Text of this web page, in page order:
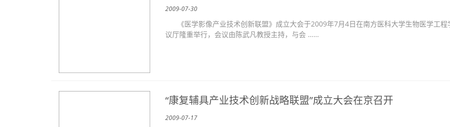
2009-07-30
《医学影像产业技术创新联盟》成立大会于2009年7月4日在南方医科大学生物医学工程
议厅隆重举行，会议由陈武凡教授主持，与会 ……
“康复辅具产业技术创新战略联盟”成立大会在京召开
2009-07-17